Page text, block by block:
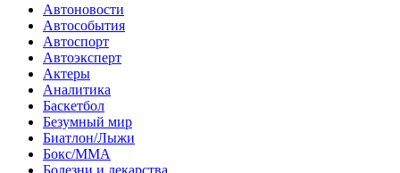
Автоновости
Автособытия
Автоспорт
Автоэксперт
Актеры
Аналитика
Баскетбол
Безумный мир
Биатлон/Лыжи
Бокс/MMA
Болезни и лекарства